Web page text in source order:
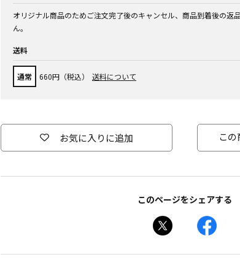
オリジナル商品のためご注文完了後のキャンセル、商品到着後の返
ん。
送料
通常 660円（税込） 送料について
お気に入りに追加 こ
このページをシェアする